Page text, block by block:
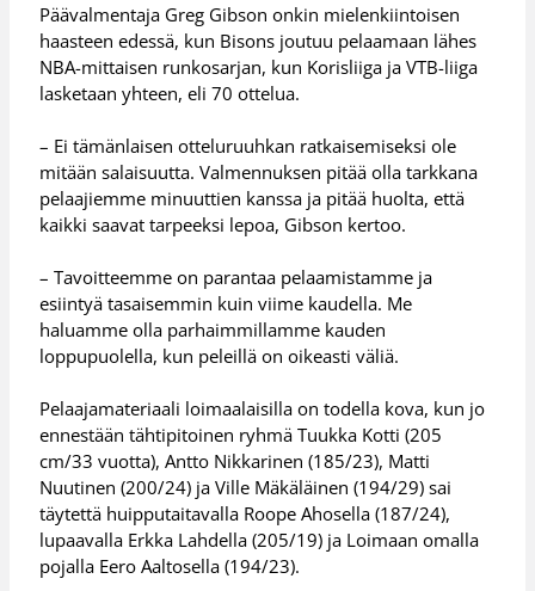
Päävalmentaja Greg Gibson onkin mielenkiintoisen
haasteen edessä, kun Bisons joutuu pelaamaan lähes
NBA-mittaisen runkosarjan, kun Korisliiga ja VTB-liiga
lasketaan yhteen, eli 70 ottelua.
– Ei tämänlaisen otteluruuhkan ratkaisemiseksi ole
mitään salaisuutta. Valmennuksen pitää olla tarkkana
pelaajiemme minuuttien kanssa ja pitää huolta, että
kaikki saavat tarpeeksi lepoa, Gibson kertoo.
– Tavoitteemme on parantaa pelaamistamme ja
esiintyä tasaisemmin kuin viime kaudella. Me
haluamme olla parhaimmillamme kauden
loppupuolella, kun peleillä on oikeasti väliä.
Pelaajamateriaali loimaalaisilla on todella kova, kun jo
ennestään tähtipitoinen ryhmä Tuukka Kotti (205
cm/33 vuotta), Antto Nikkarinen (185/23), Matti
Nuutinen (200/24) ja Ville Mäkäläinen (194/29) sai
täytettä huipputaitavalla Roope Ahosella (187/24),
lupaavalla Erkka Lahdella (205/19) ja Loimaan omalla
pojalla Eero Aaltosella (194/23).